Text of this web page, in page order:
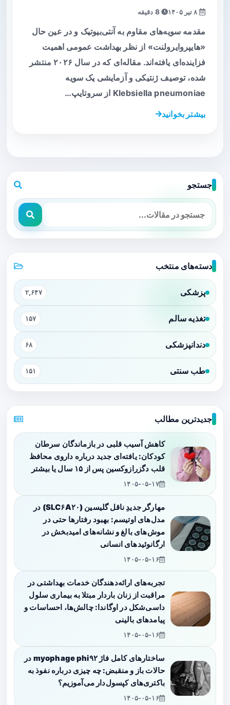
8 دقیقه
مقدمه سویه‌های مقاوم به آنتی‌بیوتیک و در عین حال
«هایپروایرولنت» از نظر بهداشت عمومی اهمیت
فزاینده‌ای یافته‌اند. مقاله‌ای که در سال ۲۰۲۶ منتشر
شده، توصیف ژنتیکی و آزمایشی یک سویه
Klebsiella pneumoniae از سروتایپ…
بیشتر بخوانید
جستجو
دسته‌های منتخب
پزشکی ۲,۶۴۷
تغذیه سالم ۱۵۷
دندانپزشکی ۶۸
طب سنتی ۱۵۱
جدیدترین مطالب
کاهش آسیب قلبی در بازماندگان سرطان
کودکان: یافته‌ای جدید درباره داروی محافظ
قلب دگزرازوکسین پس از ۱۵ سال یا بیشتر
۱۴۰۵-۰۵-۱۷
مهارگر جدیدِ ناقل گلیسین (SLC۶A۲۰) در
مدل‌های اوتیسم: بهبود رفتارها حتی در
موش‌های بالغ و نشانه‌های امیدبخش در
ارگانوئیدهای انسانی
۱۴۰۵-۰۵-۱۶
تجربه‌های ارائه‌دهندگان خدمات بهداشتی در
مراقبت از زنان باردار مبتلا به بیماری سلول
داسی‌شکل در اوگاندا: چالش‌ها، احساسات و
پیامدهای بالینی
۱۴۰۵-۰۵-۱۶
ساختارهای کامل فاژ myophage phi۹۲ در
حالات باز و منقبض: چه چیزی درباره نفوذ به
باکتری‌های کپسول‌دار می‌آموزیم؟
۱۴۰۵-۰۵-۱۶